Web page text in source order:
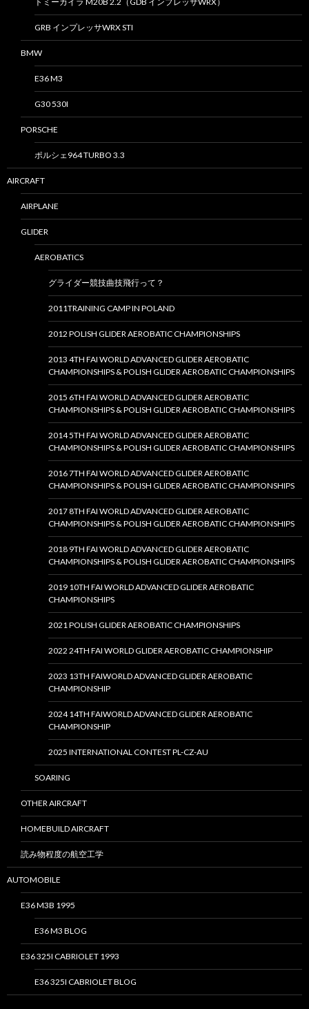
GRB インプレッサWRX STI
BMW
E36 M3
G30 530I
PORSCHE
ポルシェ964 TURBO 3.3
AIRCRAFT
AIRPLANE
GLIDER
AEROBATICS
グライダー競技曲技飛行って？
2011TRAINING CAMP IN POLAND
2012 POLISH GLIDER AEROBATIC CHAMPIONSHIPS
2013 4TH FAI WORLD ADVANCED GLIDER AEROBATIC
CHAMPIONSHIPS & POLISH GLIDER AEROBATIC CHAMPIONSHIPS
2015 6TH FAI WORLD ADVANCED GLIDER AEROBATIC
CHAMPIONSHIPS & POLISH GLIDER AEROBATIC CHAMPIONSHIPS
2014 5TH FAI WORLD ADVANCED GLIDER AEROBATIC
CHAMPIONSHIPS & POLISH GLIDER AEROBATIC CHAMPIONSHIPS
2016 7TH FAI WORLD ADVANCED GLIDER AEROBATIC
CHAMPIONSHIPS & POLISH GLIDER AEROBATIC CHAMPIONSHIPS
2017 8TH FAI WORLD ADVANCED GLIDER AEROBATIC
CHAMPIONSHIPS & POLISH GLIDER AEROBATIC CHAMPIONSHIPS
2018 9TH FAI WORLD ADVANCED GLIDER AEROBATIC
CHAMPIONSHIPS & POLISH GLIDER AEROBATIC CHAMPIONSHIPS
2019 10TH FAI WORLD ADVANCED GLIDER AEROBATIC
CHAMPIONSHIPS
2021 POLISH GLIDER AEROBATIC CHAMPIONSHIPS
2022 24TH FAI WORLD GLIDER AEROBATIC CHAMPIONSHIP
2023 13TH FAIWORLD ADVANCED GLIDER AEROBATIC
CHAMPIONSHIP
2024 14TH FAIWORLD ADVANCED GLIDER AEROBATIC
CHAMPIONSHIP
2025 INTERNATIONAL CONTEST PL-CZ-AU
SOARING
OTHER AIRCRAFT
HOMEBUILD AIRCRAFT
読み物程度の航空工学
AUTOMOBILE
E36 M3B 1995
E36 M3 BLOG
E36 325I CABRIOLET 1993
E36 325I CABRIOLET BLOG